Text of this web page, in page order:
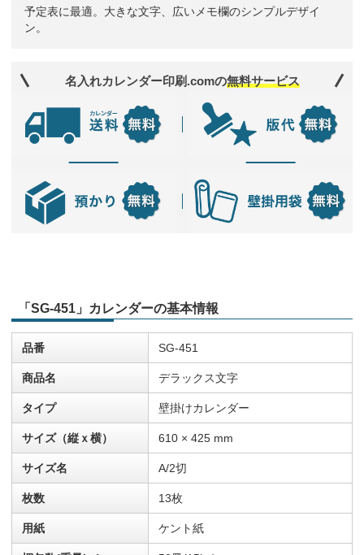
予定表に最適。大きな文字、広いメモ欄のシンプルデザイ
ン。
名入れカレンダー印刷.comの無料サービス
「SG-451」カレンダーの基本情報
品番 SG-451
商品名 デラックス文字
タイプ 壁掛けカレンダー
サイズ（縦ｘ横） 610 × 425 mm
サイズ名 A/2切
枚数 13枚
用紙 ケント紙